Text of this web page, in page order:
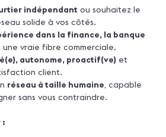
indépendant ou souhaitez le
solide à vos côtés.
dans la finance, la banque
une vraie fibre commerciale.
autonome, proactif(ve) et
client.
réseau à taille humaine, capable
sans vous contraindre.
: